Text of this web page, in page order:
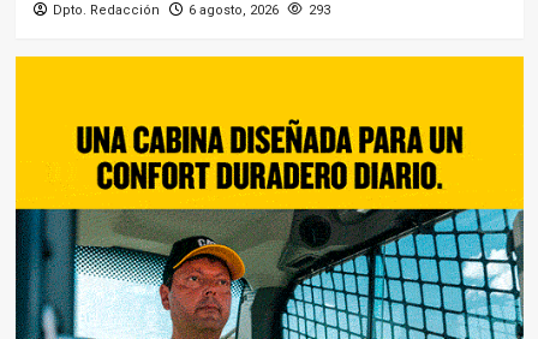
Dpto. Redacción 6 agosto, 2026 293